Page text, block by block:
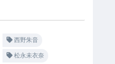
西野朱音
松永未衣奈